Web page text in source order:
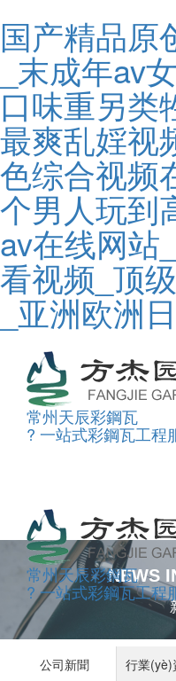
国产精品原
_末成年av
口味重另类
最爽乱婬视
色综合视频
个男人玩到
av在线网站
看视频_顶
_亚洲欧洲
常州天辰彩鋼瓦
? 一站式彩鋼瓦工程
常州天辰彩鋼瓦
? 一站式彩鋼瓦工程
NEWS
公司新聞 行業(yè)